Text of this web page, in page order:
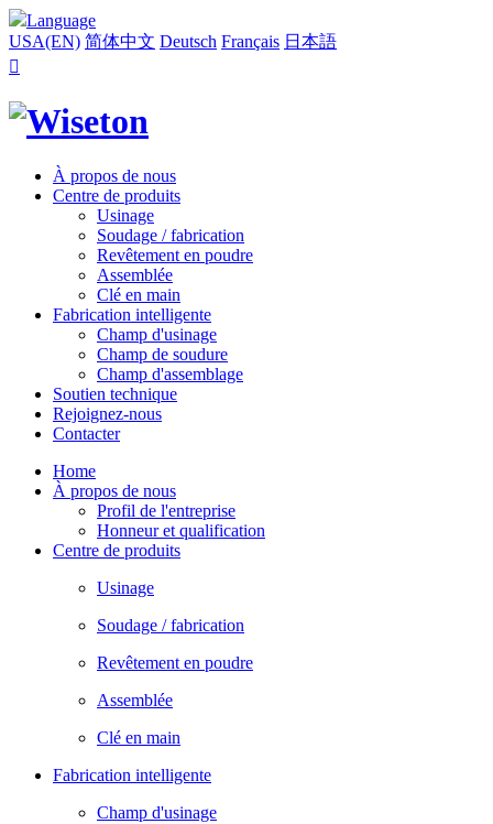
Language
USA(EN) 简体中文 Deutsch Français 日本語

À propos de nous
Centre de produits
Usinage
Soudage / fabrication
Revêtement en poudre
Assemblée
Clé en main
Fabrication intelligente
Champ d'usinage
Champ de soudure
Champ d'assemblage
Soutien technique
Rejoignez-nous
Contacter
Home
À propos de nous
Profil de l'entreprise
Honneur et qualification
Centre de produits
Usinage
Soudage / fabrication
Revêtement en poudre
Assemblée
Clé en main
Fabrication intelligente
Champ d'usinage